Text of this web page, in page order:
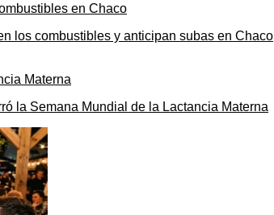
los combustibles y anticipan subas en Chaco
la Semana Mundial de la Lactancia Materna